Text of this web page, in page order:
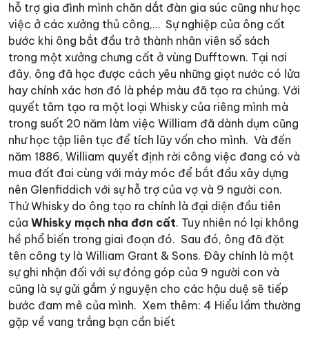
hỗ trợ gia đình mình chăn dắt đàn gia súc cũng như học
việc ở các xưởng thủ công,… Sự nghiệp của ông cất
bước khi ông bắt đầu trở thành nhân viên sổ sách
trong một xưởng chưng cất ở vùng Dufftown. Tại nơi
đây, ông đã học được cách yêu những giọt nước có lửa
hay chính xác hơn đó là phép màu đã tạo ra chúng. Với
quyết tâm tạo ra một loại Whisky của riêng mình mà
trong suốt 20 năm làm việc William đã dành dụm cũng
như học tập liên tục để tích lũy vốn cho mình. Và đến
năm 1886, William quyết định rời công việc đang có và
mua đất đai cùng với máy móc để bắt đầu xây dựng
nên Glenfiddich với sự hỗ trợ của vợ và 9 người con.
Thứ Whisky do ông tạo ra chính là đại diện đầu tiên
của Whisky mạch nha đơn cất. Tuy nhiên nó lại không
hề phổ biến trong giai đoạn đó. Sau đó, ông đã đặt
tên công ty là William Grant & Sons. Đây chính là một
sự ghi nhận đối với sự đóng góp của 9 người con và
cũng là sự gửi gắm ý nguyện cho các hậu duệ sẽ tiếp
bước đam mê của mình. Xem thêm: 4 Hiểu lầm thường
gặp về vang trắng bạn cần biết